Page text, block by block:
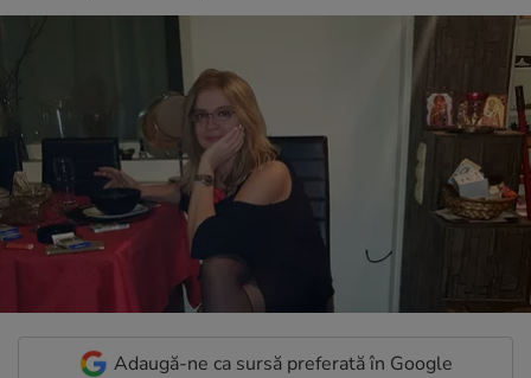
Adaugă-ne ca sursă preferată în Google